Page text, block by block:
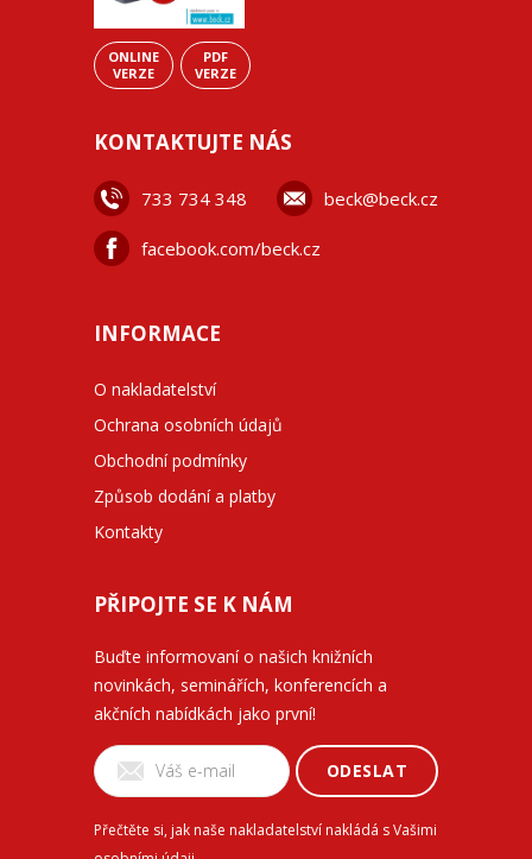
ONLINE
VERZE
PDF
VERZE
KONTAKTUJTE NÁS
733 734 348 beck@beck.cz
facebook.com/beck.cz
INFORMACE
O nakladatelství
Ochrana osobních údajů
Obchodní podmínky
Způsob dodání a platby
Kontakty
PŘIPOJTE SE K NÁM
Buďte informovaní o našich knižních
novinkách, seminářích, konferencích a
akčních nabídkách jako první!
ODESLAT
Přečtěte si, jak naše nakladatelství nakládá s Vašimi